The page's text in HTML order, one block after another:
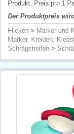
Produkt, Preis pro 1
Der Produktpreis
Flicken > Marker und
Marker, Kreiden,
Schrägstreifen >